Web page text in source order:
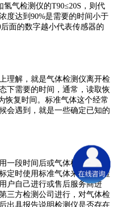
氢气检测仪的T90≤20S，则代
度达到90%是需要的时间小于
面的数字越小代表传感器的
理解，就是气体检测仪离开检
下需要的时间，通常，读取恢
恢复时间。标准气体这个经常
会遇到，就是一些确定已知的
一段时间后或气体检测仪的检
定时使用标准气体来将气体检
户自己进行或售后服务商进
三方检测公司进行，对气体检
出具报告说明检测仪是否存在